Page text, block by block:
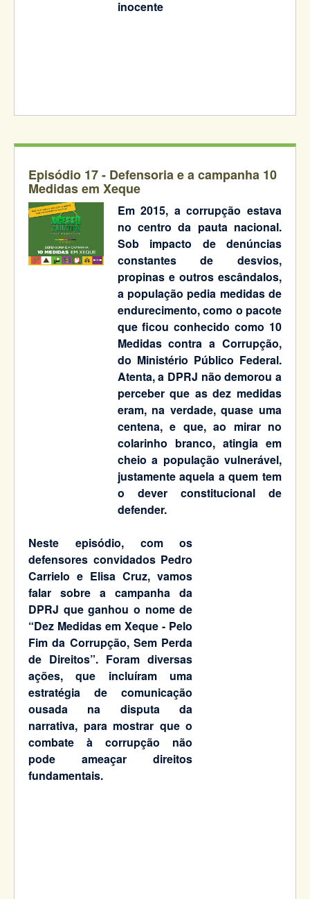
inocente
Episódio 17 - Defensoria e a campanha 10
Medidas em Xeque
Em 2015, a corrupção estava
no centro da pauta nacional.
Sob impacto de denúncias
constantes de desvios,
propinas e outros escândalos,
a população pedia medidas de
endurecimento, como o pacote
que ficou conhecido como 10
Medidas contra a Corrupção,
do Ministério Público Federal.
Atenta, a DPRJ não demorou a
perceber que as dez medidas
eram, na verdade, quase uma
centena, e que, ao mirar no
colarinho branco, atingia em
cheio a população vulnerável,
justamente aquela a quem tem
o dever constitucional de
defender.
Neste episódio, com os
defensores convidados Pedro
Carrielo e Elisa Cruz, vamos
falar sobre a campanha da
DPRJ que ganhou o nome de
“Dez Medidas em Xeque - Pelo
Fim da Corrupção, Sem Perda
de Direitos”. Foram diversas
ações, que incluíram uma
estratégia de comunicação
ousada na disputa da
narrativa, para mostrar que o
combate à corrupção não
pode ameaçar direitos
fundamentais.